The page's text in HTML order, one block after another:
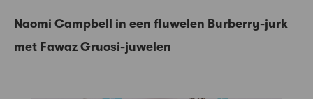
Naomi Campbell in een fluwelen Burberry-jurk
met Fawaz Gruosi-juwelen